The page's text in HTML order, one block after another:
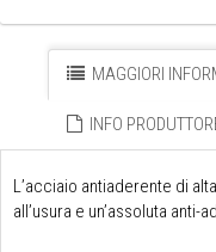
MAGGIORI
INFO
L’acciaio antiaderente di
all’usura e un’assoluta